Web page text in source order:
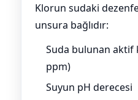
Klorun sudaki
unsura bağlıdır:
Suda bulunan aktif
ppm)
Suyun pH derecesi